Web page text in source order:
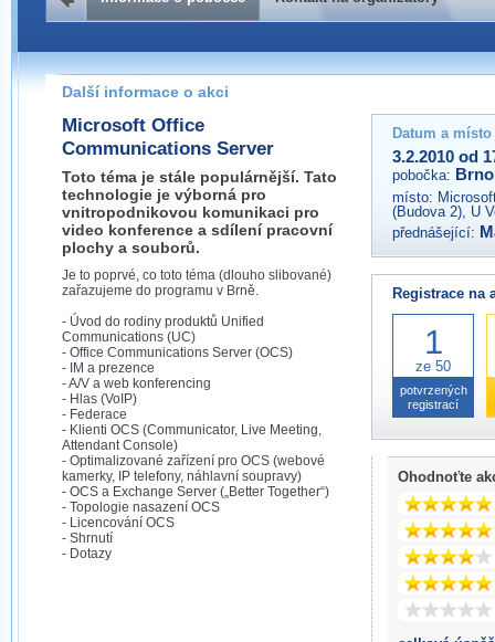
Kontakt na organizátory
Pokud máte jakýkoliv dotaz na organizátory této akce,
prosím neváhejte nás kontaktovat na e-mailu:
brno@wug.cz
Další informace o akci
Microsoft Office
Communications Server
Toto téma je stále populárnější. Tato
technologie je výborná pro
vnitropodnikovou komunikaci pro
video konference a sdílení pracovní
plochy a souborů.
Je to poprvé, co toto téma (dlouho slibované)
zařazujeme do programu v Brně.
- Úvod do rodiny produktů Unified
Communications (UC)
- Office Communications Server (OCS)
- IM a prezence
- A/V a web konferencing
- Hlas (VoIP)
- Federace
- Klienti OCS (Communicator, Live Meeting,
Attendant Console)
- Optimalizované zařízení pro OCS (webové
kamerky, IP telefony, náhlavní soupravy)
- OCS a Exchange Server („Better Together“)
- Topologie nasazení OCS
- Licencování OCS
- Shrnutí
- Dotazy
Datum a
3.2.2010 od
pobočka: Brno
místo:
(Budova 2), U
přednášející:
Registrace na
1
ze 50
potvrzených
registrací
Ohodnoťte